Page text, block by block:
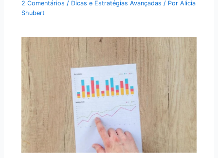
2 Comentários / Dicas e Estratégias Avançadas / PorAlicia
Shubert